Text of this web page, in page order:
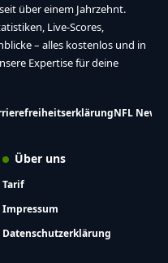
über einem Jahrzehnt.
Live-Scores,
– alles kostenlos und in
Expertise für deine
NFL News
Über uns
Tarif
Impressum
Datenschutzerklärung